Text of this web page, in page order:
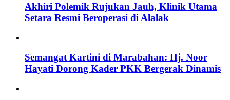
Akhiri Polemik Rujukan Jauh, Klinik Utama
Setara Resmi Beroperasi di Alalak
Semangat Kartini di Marabahan: Hj. Noor
Hayati Dorong Kader PKK Bergerak Dinamis